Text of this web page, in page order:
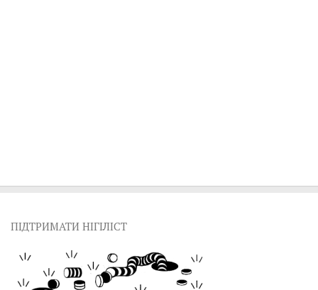
ПІДТРИМАТИ НІГІЛІСТ